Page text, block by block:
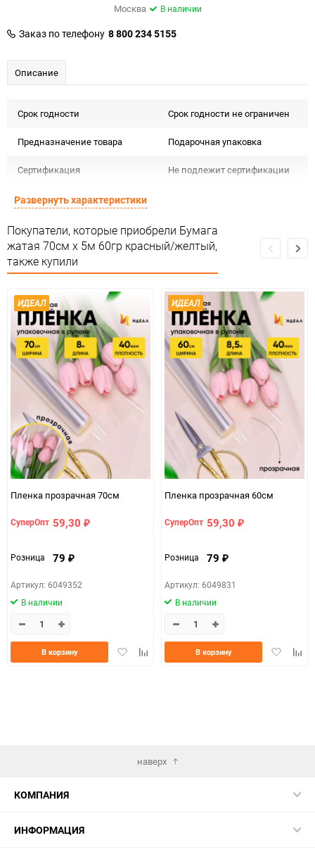
Москва В наличии
Заказ по телефону 8 800 234 5155
Описание
Срок годности Срок годности не ограничен
Предназначение товара Подарочная упаковка
Сертификация Не подлежит сертификации
Особые условия
Минимальное количество 1
Единица измерения шт
Развернуть характеристики
Покупатели, которые приобрели Бумага
жатая 70см х 5м 60гр красный/желтый,
также купили
ИДЕАЛ
Пленка прозрачная 70см
СуперОпт 59,30 ₽
Розница 79 ₽
Артикул: 6049352
В наличии
ДобавитьДобавить
В корзину
ИДЕАЛ
Пленка прозрачная 60см
СуперОпт 59,30 ₽
Розница 79 ₽
Артикул: 6049831
В наличии
Добавить
В корзину
наверх
КОМПАНИЯ
ИНФОРМАЦИЯ